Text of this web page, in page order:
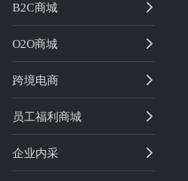
B2C商城
O2O商城
跨境电商
员工福利商城
企业内采